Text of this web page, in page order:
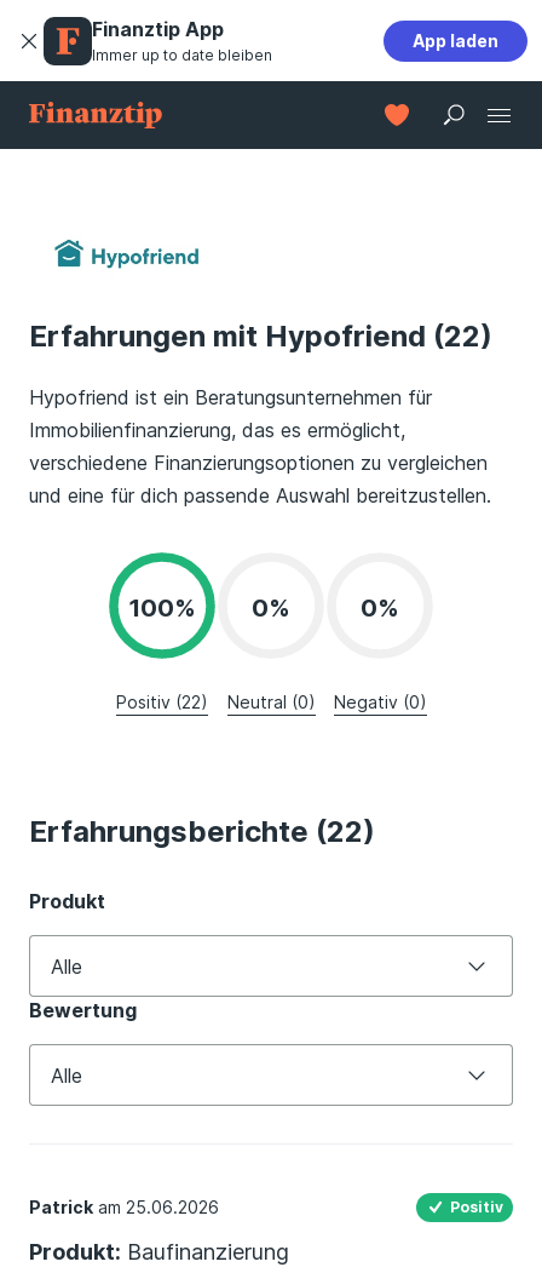
Finanztip App
Immer up to date bleiben
App laden
Erfahrungen mit Hypofriend (22)
Hypofriend ist ein Beratungsunternehmen für
Immobilienfinanzierung, das es ermöglicht,
verschiedene Finanzierungsoptionen zu vergleichen
und eine für dich passende Auswahl bereitzustellen.
100%
Positiv (22)
0%
Neutral (0)
0%
Negativ (0)
Erfahrungsberichte (22)
Produkt
Alle
Alle
Baufinanzierung
Bewertung
Alle
Patrick am 25.06.2026 Positiv
Produkt: Baufinanzierung